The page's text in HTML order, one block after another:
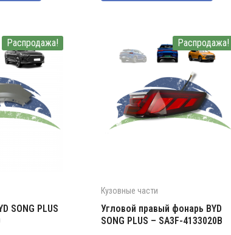
Распродажа!
SONG PLUS
Распродажа!
Кузовные части
Угловой правый фонарь BYD
SONG PLUS – SA3F-4133020B